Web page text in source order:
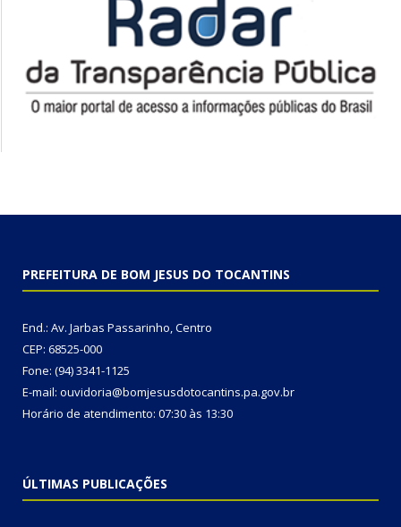
PREFEITURA DE BOM JESUS DO TOCANTINS
End.: Av. Jarbas Passarinho, Centro
CEP: 68525-000
Fone: (94) 3341-1125
E-mail: ouvidoria@bomjesusdotocantins.pa.gov.br
Horário de atendimento: 07:30 às 13:30
ÚLTIMAS PUBLICAÇÕES